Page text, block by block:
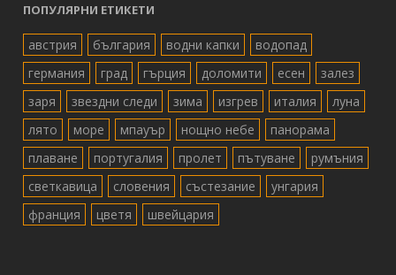
ПОПУЛЯРНИ ЕТИКЕТИ
австрия българия водни капки
водопад
германия
град гърция доломити есен
залез
заря
звездни следи зима изгрев италия
луна
лято
море мпауър нощно небе
панорама
плаване
португалия пролет пътуване
румъния
светкавица
словения състезание
унгария
франция
цветя швейцария